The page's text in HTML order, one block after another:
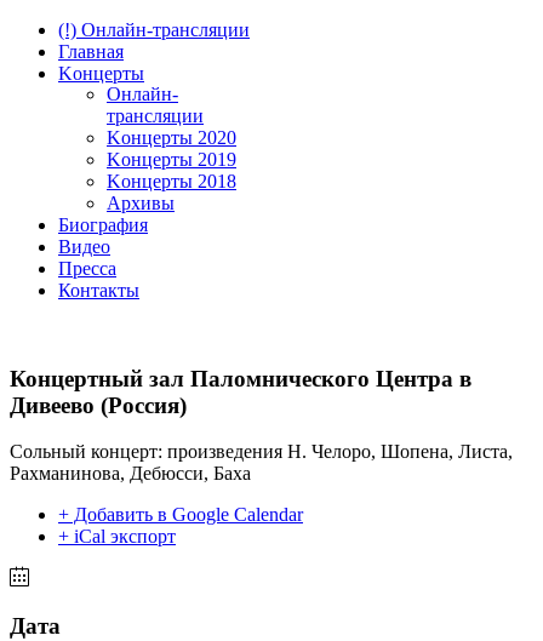
(!) Онлайн-трансляции
Главная
Kонцерты
Онлайн-
трансляции
Kонцерты 2020
Kонцерты 2019
Kонцерты 2018
Архивы
Биография
Видео
Пресса
Контакты
Концертный зал Паломнического Центра в
Дивеево (Россия)
Сольный концерт: произведения Н. Челоро, Шопена, Листа,
Рахманинова, Дебюсси, Баха
+ Добавить в Google Calendar
+ iCal экспорт
Дата